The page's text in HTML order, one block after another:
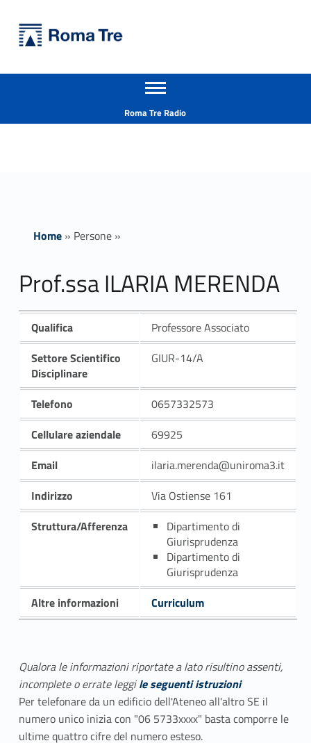
Prof.ssa ILARIA MERENDA - Università Roma Tre
Apri il menu secondario
Roma Tre Radio
Home» Persone»
Prof.ssa ILARIA MERENDA
Qualifica
Professore Associato
Settore Scientifico
Disciplinare
GIUR-14/A
Telefono
0657332573
Cellulare aziendale
69925
Email
ilaria.merenda@uniroma3.it
Indirizzo
Via Ostiense 161
Struttura/Afferenza
Dipartimento di
Giurisprudenza
Dipartimento di
Giurisprudenza
Altre informazioni
Curriculum
Qualora le informazioni riportate a lato risultino assenti,
incomplete o errate leggile seguenti istruzioni
Per telefonare da un edificio dell'Ateneo all'altro SE il
numero unico inizia con "06 5733xxxx" basta comporre le
ultime quattro cifre del numero esteso.